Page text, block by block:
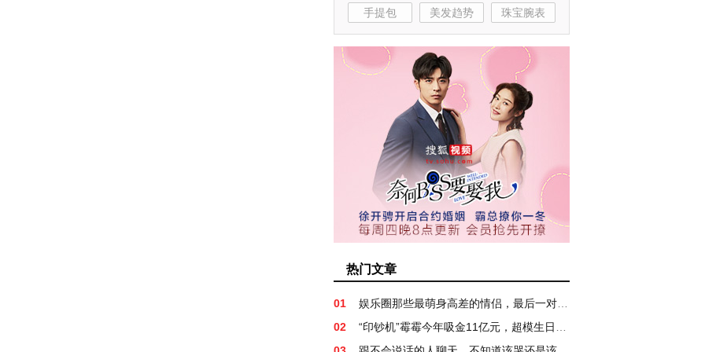
手提包 美发趋势 珠宝腕表
热门文章
01
娱乐圈那些最萌身高差的情侣，最后一对无可复制！
02
“印钞机”霉霉今年吸金11亿元，超模生日趴辣眼睛